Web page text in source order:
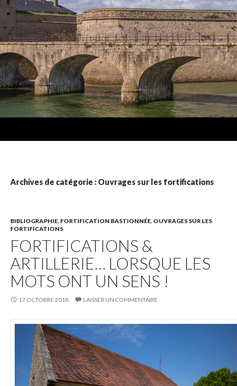
Archives de catégorie : Ouvrages sur les fortifications
BIBLIOGRAPHIE, FORTIFICATION BASTIONNÉE, OUVRAGES SUR LES
FORTIFICATIONS
FORTIFICATIONS &
ARTILLERIE… LORSQUE LES
MOTS ONT UN SENS !
17 OCTOBRE 2018 LAISSER UN COMMENTAIRE